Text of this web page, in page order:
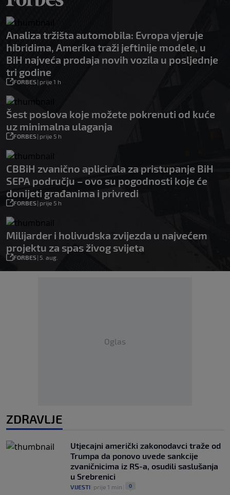
Analiza tržišta automobila: Evropa vjeruje
hibridima, Amerika traži jeftinije modele, u
BiH najveća prodaja novih vozila u posljednje
tri godine
FORBES| prije 1 h
Šest poslova koje možete pokrenuti od kuće
uz minimalna ulaganja
FORBES| prije 5 h
CBBiH zvanično aplicirala za pristupanje BiH
SEPA području – ovo su pogodnosti koje će
donijeti građanima i privredi
FORBES| prije 5 h
Milijarder i holivudska zvijezda u najvećem
projektu za spas živog svijeta
FORBES| 5. aug.
Oglas
ZDRAVLJE
Utjecajni američki zakonodavci traže od
Trumpa da ponovo uvede sankcije
zvaničnicima iz RS-a, osudili saslušanja
u Srebrenici
VIJESTI prije 1 min 0